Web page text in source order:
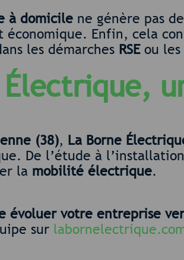
à domicile ne génère pas de
Enfin, cela
les démarches RSEou les
Électrique,
(38), La Borne
De l’étude à
la mobilité électrique.
évoluer votre entreprise
sur